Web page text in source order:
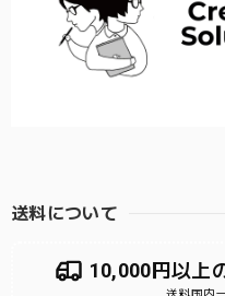
送料について
10,000円以上